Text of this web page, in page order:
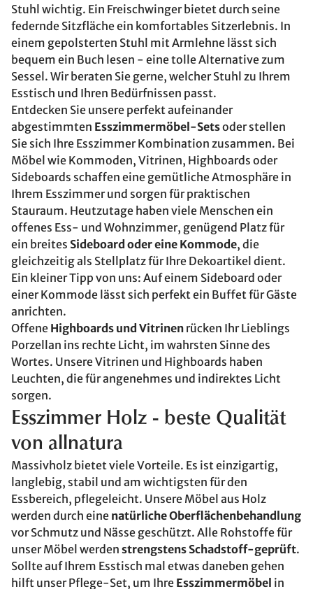
Stuhl wichtig. Ein Freischwinger bietet durch seine
federnde Sitzfläche ein komfortables Sitzerlebnis. In
einem gepolsterten Stuhl mit Armlehne lässt sich
bequem ein Buch lesen - eine tolle Alternative zum
Sessel. Wir beraten Sie gerne, welcher Stuhl zu Ihrem
Esstisch und Ihren Bedürfnissen passt.
Entdecken Sie unsere perfekt aufeinander
abgestimmten Esszimmermöbel-Setsoder stellen
Sie sich Ihre Esszimmer Kombination zusammen. Bei
Möbel wie Kommoden, Vitrinen, Highboards oder
Sideboards schaffen eine gemütliche Atmosphäre in
Ihrem Esszimmer und sorgen für praktischen
Stauraum. Heutzutage haben viele Menschen ein
offenes Ess- und Wohnzimmer, genügend Platz für
ein breites Sideboard oder eine Kommode, die
gleichzeitig als Stellplatz für Ihre Dekoartikel dient.
Ein kleiner Tipp von uns: Auf einem Sideboard oder
einer Kommode lässt sich perfekt ein Buffet für Gäste
anrichten.
Offene Highboards und Vitrinen rücken Ihr Lieblings
Porzellan ins rechte Licht, im wahrsten Sinne des
Wortes. Unsere Vitrinen und Highboards haben
Leuchten, die für angenehmes und indirektes Licht
sorgen.
Esszimmer Holz - beste Qualität
von allnatura
Massivholz bietet viele Vorteile. Es ist einzigartig,
langlebig, stabil und am wichtigsten für den
Essbereich, pflegeleicht. Unsere Möbel aus Holz
werden durch eine natürliche Oberflächenbehandlung
vor Schmutz und Nässe geschützt. Alle Rohstoffe für
unser Möbel werden strengstens Schadstoff-geprüft.
Sollte auf Ihrem Esstisch mal etwas daneben gehen
hilft unser Pflege-Set, um Ihre Esszimmermöbel in